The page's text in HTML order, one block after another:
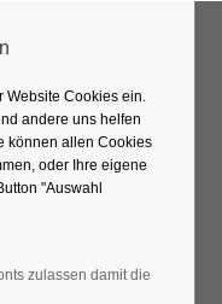
bei
Website Cookies ein.
andere uns helfen
können allen Cookies
oder Ihre eigene
"Auswahl
zulassen damit die